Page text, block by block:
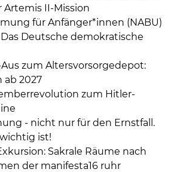
Artemis II-Mission
für Anfänger*innen (NABU)
Deutsche demokratische
zum Altersvorsorgedepot:
ab 2027
zum Hitler-
- nicht nur für den Ernstfall.
ist!
Sakrale Räume nach
der manifesta16 ruhr